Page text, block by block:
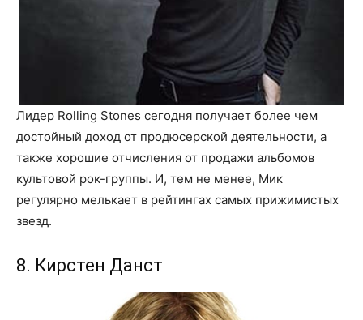
Лидер Rolling Stones сегодня получает более чем
достойный доход от продюсерской деятельности, а
также хорошие отчисления от продажи альбомов
культовой рок-группы. И, тем не менее, Мик
регулярно мелькает в рейтингах самых прижимистых
звезд.
8. Кирстен Данст